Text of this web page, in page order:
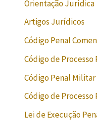
Orientação Jurídica
Artigos Jurídicos
Código Penal
Código de
Código Penal
Código de
Lei de Execução